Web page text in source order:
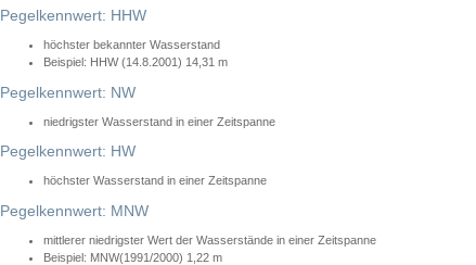
Pegelkennwert: HHW
höchster bekannter Wasserstand
Beispiel: HHW (14.8.2001) 14,31 m
Pegelkennwert: NW
niedrigster Wasserstand in einer Zeitspanne
Pegelkennwert: HW
höchster Wasserstand in einer Zeitspanne
Pegelkennwert: MNW
mittlerer niedrigster Wert der Wasserstände in einer Zeitspanne
Beispiel: MNW(1991/2000) 1,22 m